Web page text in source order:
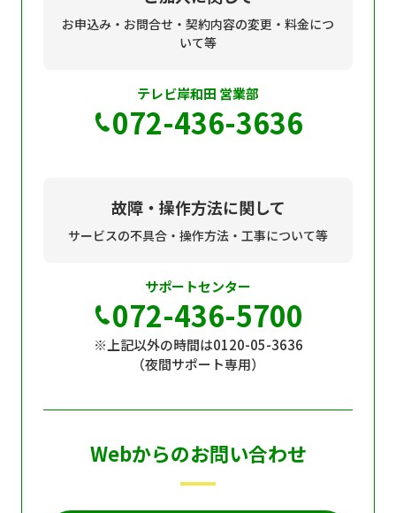
お申込み・お問合せ・契約内容の変更・料金につ
いて等
テレビ岸和田 営業部
072-436-3636
故障・操作方法に関して
サービスの不具合・操作方法・工事について等
サポートセンター
072-436-5700
※上記以外の時間は0120-05-3636
（夜間サポート専用）
Webからのお問い合わせ